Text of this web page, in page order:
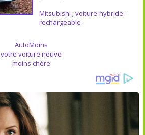
Mitsubishi ; voiture-hybride-
rechargeable
AutoMoins
votre voiture neuve
moins chère